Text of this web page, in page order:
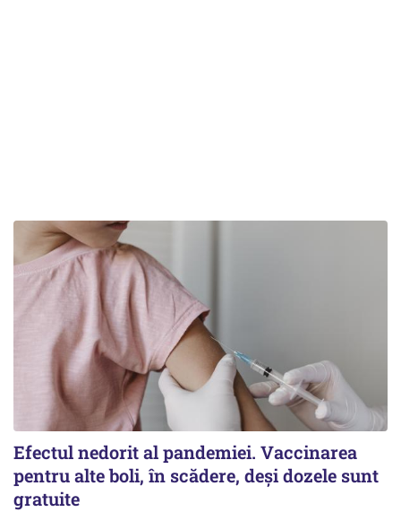
Efectul nedorit al pandemiei. Vaccinarea
pentru alte boli, în scădere, deşi dozele sunt
gratuite